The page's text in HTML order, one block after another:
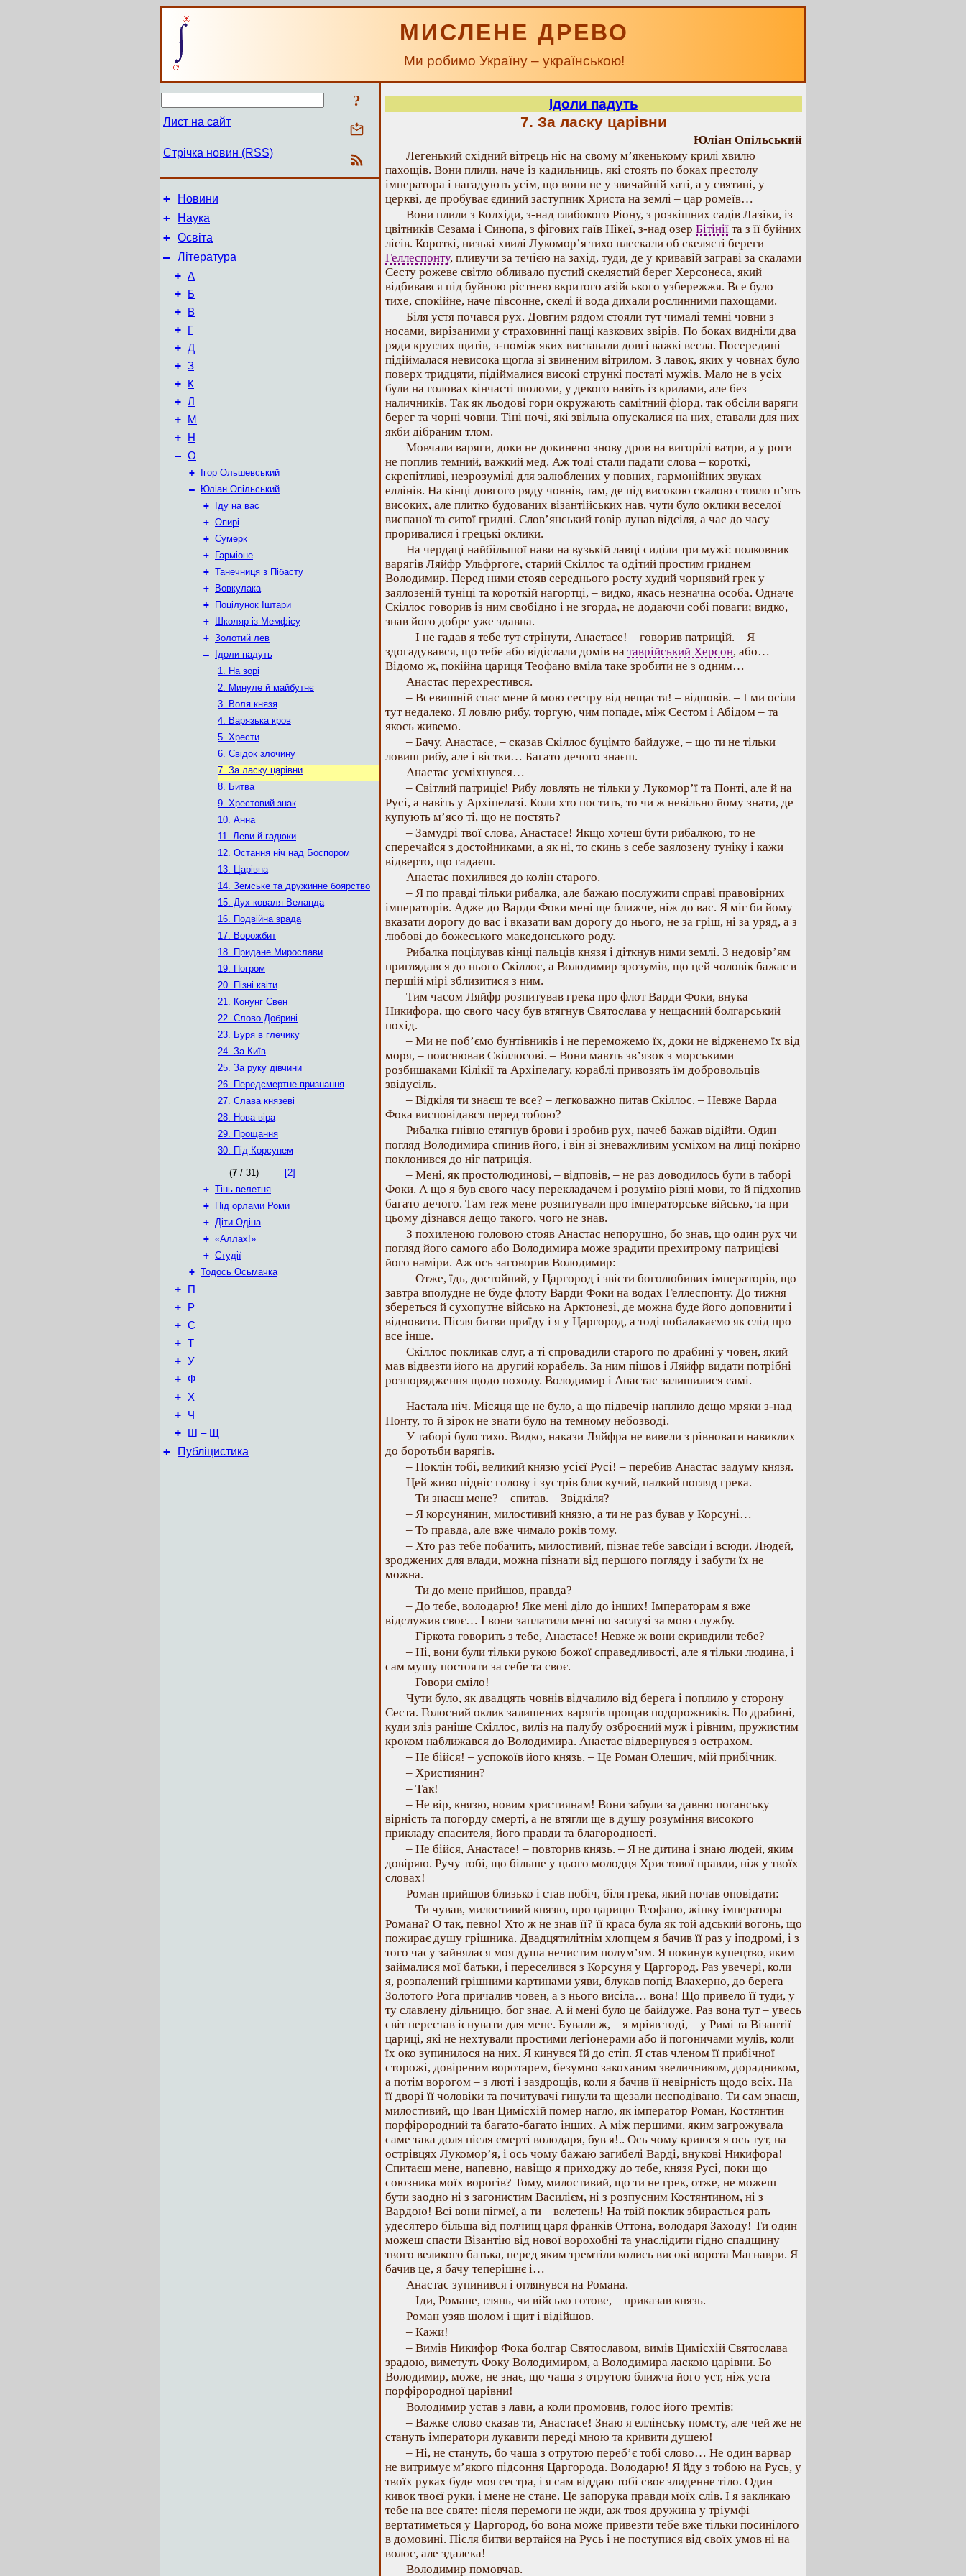
МИСЛЕНЕ ДРЕВО
Ми робимо Україну – українською!
?
Лист на сайт
Стрічка новин (RSS)
+ Новини
+ Наука
+ Освіта
– Література
+ А
+ Б
+ В
+ Г
+ Д
+ З
+ К
+ Л
+ М
+ Н
– О
+
Ігор Ольшевський
–
Юліан Опільський
+
Іду на вас
+ Опирі
+ Сумерк
+
Гарміоне
+ Танечниця з Пібасту
+
Вовкулака
+
Поцілунок Іштари
+
Школяр із Мемфісу
+ Золотий лев
–
Ідоли падуть
1. На зорі
2. Минуле й майбутнє
3. Воля князя
4. Варязька кров
5. Хрести
6. Свідок злочину
7. За ласку царівни
8. Битва
9. Хрестовий знак
10. Анна
11. Леви й гадюки
12. Остання ніч над Боспором
13. Царівна
14. Земське та дружинне боярство
15. Дух коваля Веланда
16. Подвійна зрада
17. Ворожбит
18. Придане Мирослави
19. Погром
20. Пізні квіти
21. Конунг Свен
22. Слово Добрині
23. Буря в глечику
24. За Київ
25. За руку дівчини
26. Передсмертне признання
27. Слава князеві
28. Нова віра
29. Прощання
30. Під Корсунем
(7 / 31)
[2]
+ Тінь велетня
+
Під орлами Роми
+ Діти Одіна
+ «Аллах!»
+ Студії
+ Тодось Осьмачка
+ П
+ Р
+ С
+ Т
+ У
+ Ф
+ Х
+ Ч
+ Ш – Щ
+ Публіцистика
Ідоли падуть
7. За ласку царівни
Юліан Опільський
Легенький східний вітрець ніс на свому м’якенькому крилі хвилю
пахощів. Вони плили, наче із кадильниць, які стоять по боках престолу
імператора і нагадують усім, що вони не у звичайній хаті, а у святині, у
церкві, де пробуває єдиний заступник Христа на землі – цар ромеїв…
Вони плили з Колхіди, з-над глибокого Ріону, з розкішних садів Лазіки, із
цвітників Сезама і Синопа, з фігових гаїв Нікеї, з-над озер Бітінії та з її буйних
лісів. Короткі, низькі хвилі Лукомор’я тихо плескали об скелясті береги
Геллеспонту, пливучи за течією на захід, туди, де у кривавій заграві за скалами
Сесту рожеве світло обливало пустий скелястий берег Херсонеса, який
відбивався під буйною рістнею вкритого азійського узбережжя. Все було
тихе, спокійне, наче півсонне, скелі й вода дихали рослинними пахощами.
Біля устя почався рух. Довгим рядом стояли тут чималі темні човни з
носами, вирізаними у страховинні пащі казкових звірів. По боках видніли два
ряди круглих щитів, з-поміж яких виставали довгі важкі весла. Посередині
підіймалася невисока щогла зі звиненим вітрилом. З лавок, яких у човнах було
поверх тридцяти, підіймалися високі стрункі постаті мужів. Мало не в усіх
були на головах кінчасті шоломи, у декого навіть із крилами, але без
наличників. Так як льодові гори окружають самітний фіорд, так обсіли варяги
берег та чорні човни. Тіні ночі, які звільна опускалися на них, ставали для них
якби дібраним тлом.
Мовчали варяги, доки не докинено знову дров на вигорілі ватри, а у роги
не поплив темний, важкий мед. Аж тоді стали падати слова – короткі,
скрепітливі, незрозумілі для залюблених у повних, гармонійних звуках
еллінів. На кінці довгого ряду човнів, там, де під високою скалою стояло п’ять
високих, але плитко будованих візантійських нав, чути було оклики веселої
виспаної та ситої гридні. Слов’янський говір лунав відсіля, а час до часу
проривалися і грецькі оклики.
На чердаці найбільшої нави на вузькій лавці сиділи три мужі: полковник
варягів Ляйфр Ульфргоге, старий Скіллос та одітий простим гриднем
Володимир. Перед ними стояв середнього росту худий чорнявий грек у
заялозеній туніці та короткій нагортці, – видко, якась незначна особа. Одначе
Скіллос говорив із ним свобідно і не згорда, не додаючи собі поваги; видко,
знав його добре уже здавна.
– І не гадав я тебе тут стрінути, Анастасе! – говорив патрицій. – Я
здогадувався, що тебе або відіслали домів на таврійський Херсон, або…
Відомо ж, покійна цариця Теофано вміла таке зробити не з одним…
Анастас перехрестився.
– Всевишній спас мене й мою сестру від нещастя! – відповів. – І ми осіли
тут недалеко. Я ловлю рибу, торгую, чим попаде, між Сестом і Абідом – та
якось живемо.
– Бачу, Анастасе, – сказав Скіллос буцімто байдуже, – що ти не тільки
ловиш рибу, але і вістки… Багато дечого знаєш.
Анастас усміхнувся…
– Світлий патриціє! Рибу ловлять не тільки у Лукомор’ї та Понті, але й на
Русі, а навіть у Архіпелазі. Коли хто постить, то чи ж невільно йому знати, де
купують м’ясо ті, що не постять?
– Замудрі твої слова, Анастасе! Якщо хочеш бути рибалкою, то не
сперечайся з достойниками, а як ні, то скинь з себе заялозену туніку і кажи
відверто, що гадаєш.
Анастас похилився до колін старого.
– Я по правді тільки рибалка, але бажаю послужити справі правовірних
імператорів. Адже до Варди Фоки мені ще ближче, ніж до вас. Я міг би йому
вказати дорогу до вас і вказати вам дорогу до нього, не за гріш, ні за уряд, а з
любові до божеського македонського роду.
Рибалка поцілував кінці пальців князя і діткнув ними землі. З недовір’ям
приглядався до нього Скіллос, а Володимир зрозумів, що цей чоловік бажає в
першій мірі зблизитися з ним.
Тим часом Ляйфр розпитував грека про флот Варди Фоки, внука
Никифора, що свого часу був втягнув Святослава у нещасний болгарський
похід.
– Ми не поб’ємо бунтівників і не переможемо їх, доки не відженемо їх від
моря, – пояснював Скіллосові. – Вони мають зв’язок з морськими
розбишаками Кілікії та Архіпелагу, кораблі привозять їм добровольців
звідусіль.
– Відкіля ти знаєш те все? – легковажно питав Скіллос. – Невже Варда
Фока висповідався перед тобою?
Рибалка гнівно стягнув брови і зробив рух, начеб бажав відійти. Один
погляд Володимира спинив його, і він зі зневажливим усміхом на лиці покірно
поклонився до ніг патриція.
– Мені, як простолюдинові, – відповів, – не раз доводилось бути в таборі
Фоки. А що я був свого часу перекладачем і розумію різні мови, то й підхопив
багато дечого. Там теж мене розпитували про імператорське військо, та при
цьому дізнався дещо такого, чого не знав.
З похиленою головою стояв Анастас непорушно, бо знав, що один рух чи
погляд його самого або Володимира може зрадити прехитрому патрицієві
його наміри. Аж ось заговорив Володимир:
– Отже, їдь, достойний, у Царгород і звісти боголюбивих імператорів, що
завтра вполудне не буде флоту Варди Фоки на водах Геллеспонту. До тижня
збереться й сухопутне військо на Арктонезі, де можна буде його доповнити і
відновити. Після битви приїду і я у Царгород, а тоді побалакаємо як слід про
все інше.
Скіллос покликав слуг, а ті спровадили старого по драбині у човен, який
мав відвезти його на другий корабель. За ним пішов і Ляйфр видати потрібні
розпорядження щодо походу. Володимир і Анастас залишилися самі.
Настала ніч. Місяця ще не було, а що підвечір наплило дещо мряки з-над
Понту, то й зірок не знати було на темному небозводі.
У таборі було тихо. Видко, накази Ляйфра не вивели з рівноваги навиклих
до боротьби варягів.
– Поклін тобі, великий князю усієї Русі! – перебив Анастас задуму князя.
Цей живо підніс голову і зустрів блискучий, палкий погляд грека.
– Ти знаєш мене? – спитав. – Звідкіля?
– Я корсунянин, милостивий князю, а ти не раз бував у Корсуні…
– То правда, але вже чимало років тому.
– Хто раз тебе побачить, милостивий, пізнає тебе завсіди і всюди. Людей,
зроджених для влади, можна пізнати від першого погляду і забути їх не
можна.
– Ти до мене прийшов, правда?
– До тебе, володарю! Яке мені діло до інших! Імператорам я вже
відслужив своє… І вони заплатили мені по заслузі за мою службу.
– Гіркота говорить з тебе, Анастасе! Невже ж вони скривдили тебе?
– Ні, вони були тільки рукою божої справедливості, але я тільки людина, і
сам мушу постояти за себе та своє.
– Говори сміло!
Чути було, як двадцять човнів відчалило від берега і поплило у сторону
Сеста. Голосний оклик залишених варягів прощав подорожників. По драбині,
куди зліз раніше Скіллос, виліз на палубу озброєний муж і рівним, пружистим
кроком наближався до Володимира. Анастас відвернувся з острахом.
– Не бійся! – успокоїв його князь. – Це Роман Олешич, мій прибічник.
– Християнин?
– Так!
– Не вір, князю, новим християнам! Вони забули за давню поганську
вірність та погорду смерті, а не втягли ще в душу розуміння високого
прикладу спасителя, його правди та благородності.
– Не бійся, Анастасе! – повторив князь. – Я не дитина і знаю людей, яким
довіряю. Ручу тобі, що більше у цього молодця Христової правди, ніж у твоїх
словах!
Роман прийшов близько і став побіч, біля грека, який почав оповідати:
– Ти чував, милостивий князю, про царицю Теофано, жінку імператора
Романа? О так, певно! Хто ж не знав її? її краса була як той адський вогонь, що
пожирає душу грішника. Двадцятилітнім хлопцем я бачив її раз у іподромі, і з
того часу зайнялася моя душа нечистим полум’ям. Я покинув купецтво, яким
займалися мої батьки, і переселився з Корсуня у Царгород. Раз увечері, коли
я, розпалений грішними картинами уяви, блукав попід Влахерно, до берега
Золотого Рога причалив човен, а з нього висіла… вона! Що привело її туди, у
ту славлену дільницю, бог знає. А й мені було це байдуже. Раз вона тут – увесь
світ перестав існувати для мене. Бували ж, – я мріяв тоді, – у Римі та Візантії
цариці, які не нехтували простими легіонерами або й погоничами мулів, коли
їх око зупинилося на них. Я кинувся їй до стіп. Я став членом її прибічної
сторожі, довіреним воротарем, безумно закоханим звеличником, дорадником,
а потім ворогом – з люті і заздрощів, коли я бачив її невірність щодо всіх. На
її дворі її чоловіки та почитувачі гинули та щезали несподівано. Ти сам знаєш,
милостивий, що Іван Цимісхій помер нагло, як імператор Роман, Костянтин
порфірородний та багато-багато інших. А між першими, яким загрожувала
саме така доля після смерті володаря, був я!.. Ось чому криюся я ось тут, на
острівцях Лукомор’я, і ось чому бажаю загибелі Варді, внукові Никифора!
Спитаєш мене, напевно, навіщо я приходжу до тебе, князя Русі, поки що
союзника моїх ворогів? Тому, милостивий, що ти не грек, отже, не можеш
бути заодно ні з загонистим Василієм, ні з розпусним Костянтином, ні з
Вардою! Всі вони пігмеї, а ти – велетень! На твій поклик збирається рать
удесятеро більша від полчищ царя франків Оттона, володаря Заходу! Ти один
можеш спасти Візантію від нової ворохобні та унаслідити гідно спадщину
твого великого батька, перед яким тремтіли колись високі ворота Магнаври. Я
бачив це, я бачу теперішнє і…
Анастас зупинився і оглянувся на Романа.
– Іди, Романе, глянь, чи військо готове, – приказав князь.
Роман узяв шолом і щит і відійшов.
– Кажи!
– Вимів Никифор Фока болгар Святославом, вимів Цимісхій Святослава
зрадою, виметуть Фоку Володимиром, а Володимира ласкою царівни. Бо
Володимир, може, не знає, що чаша з отрутою ближча його уст, ніж уста
порфірородної царівни!
Володимир устав з лави, а коли промовив, голос його тремтів:
– Важке слово сказав ти, Анастасе! Знаю я еллінську помсту, але чей же не
стануть імператори лукавити переді мною та кривити душею!
– Ні, не стануть, бо чаша з отрутою переб’є тобі слово… Не один варвар
не витримує м’якого підсоння Царгорода. Володарю! Я йду з тобою на Русь, у
твоїх руках буде моя сестра, і я сам віддаю тобі своє злиденне тіло. Один
кивок твоєї руки, і мене не стане. Це запорука правди моїх слів. І я закликаю
тебе на все святе: після перемоги не жди, аж твоя дружина у тріумфі
вертатиметься у Царгород, бо вона може привезти тебе вже тільки посинілого
в домовині. Після битви вертайся на Русь і не поступися від своїх умов ні на
волос, але здалека!
Володимир помовчав.